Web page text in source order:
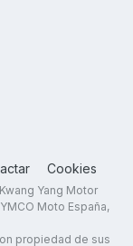
Cookies
Yang Motor
Moto España,
propiedad de sus